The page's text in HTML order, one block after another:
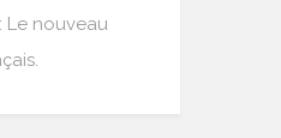
Le nouveau